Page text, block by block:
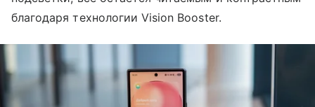
благодаря технологии Vision Booster.